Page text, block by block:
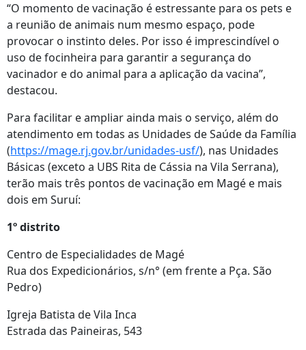
“O momento de vacinação é estressante para os pets e
a reunião de animais num mesmo espaço, pode
provocar o instinto deles. Por isso é imprescindível o
uso de focinheira para garantir a segurança do
vacinador e do animal para a aplicação da vacina”,
destacou.
Para facilitar e ampliar ainda mais o serviço, além do
atendimento em todas as Unidades de Saúde da Família
(https://mage.rj.gov.br/unidades-usf/), nas Unidades
Básicas (exceto a UBS Rita de Cássia na Vila Serrana),
terão mais três pontos de vacinação em Magé e mais
dois em Suruí:
1º distrito
Centro de Especialidades de Magé
Rua dos Expedicionários, s/n° (em frente a Pça. São
Pedro)
Igreja Batista de Vila Inca
Estrada das Paineiras, 543